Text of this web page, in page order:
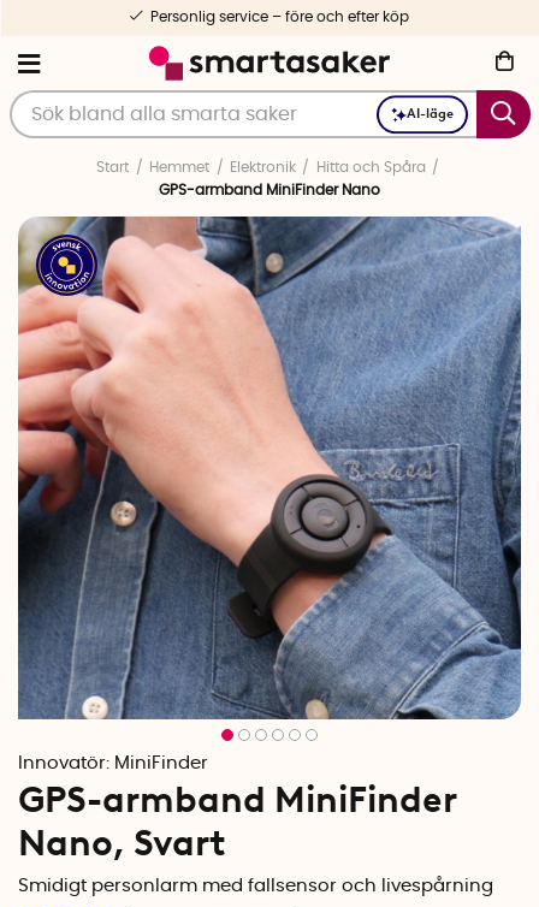
AI-läge
Personlig service – före och efter köp
Start Hemmet Elektronik
Hitta och Spåra
GPS-armband MiniFinder Nano
Innovatör: MiniFinder
GPS-armband MiniFinder
Nano, Svart
Smidigt personlarm med fallsensor och livespårning